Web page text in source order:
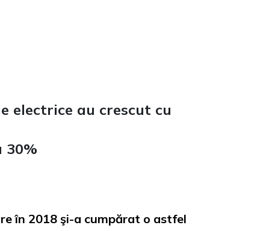
electrice au crescut cu
30%
în 2018 şi-a cumpărat o astfel